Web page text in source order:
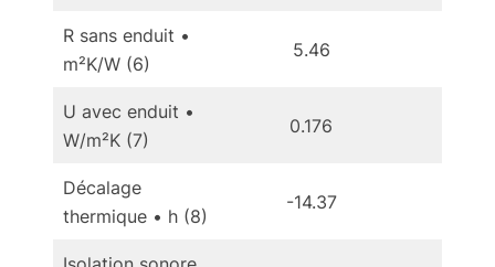
R sans enduit •
m²K/W (6)
5.46
U avec enduit •
W/m²K (7)
0.176
Décalage
thermique • h (8)
-14.37